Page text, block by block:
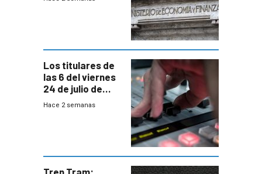
Los titulares de
las 6 del viernes
24 de julio de
2026
Hace 2 semanas